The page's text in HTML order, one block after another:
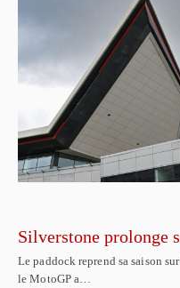
Silverstone prolonge
Le paddock reprend sa saison
le MotoGP a…